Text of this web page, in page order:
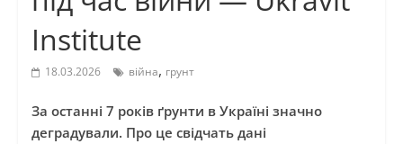
Institute
18.03.2026 війна, грунт
За останні 7 років ґрунти в Україні значно
деградували. Про це свідчать дані